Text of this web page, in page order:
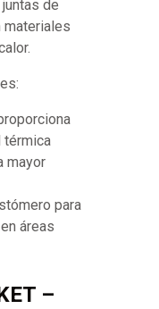
de
materiales
mayor
para
áreas
–